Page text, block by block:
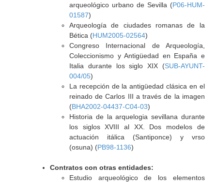
arqueológico urbano de Sevilla (P06-HUM-
01587)
Arqueología de ciudades romanas de la
Bética (HUM2005-02564)
Congreso Internacional de Arqueología,
Coleccionismo y Antigüedad en España e
Italia durante los siglo XIX (SUB-AYUNT-
004/05)
La recepción de la antigüedad clásica en el
reinado de Carlos III a través de la imagen
(BHA2002-04437-C04-03)
Historia de la arquelogia sevillana durante
los siglos XVIII al XX. Dos modelos de
actuación itálica (Santiponce) y vrso
(osuna) (PB98-1136)
Contratos con otras entidades:
Estudio arqueológico de los elementos